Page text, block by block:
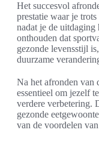
Het succesvol
prestatie waar je
nadat je de
onthouden dat
gezonde levensstijl
duurzame
Na het afronden van
essentieel om jezelf
verdere verbetering.
gezonde
van de voordelen